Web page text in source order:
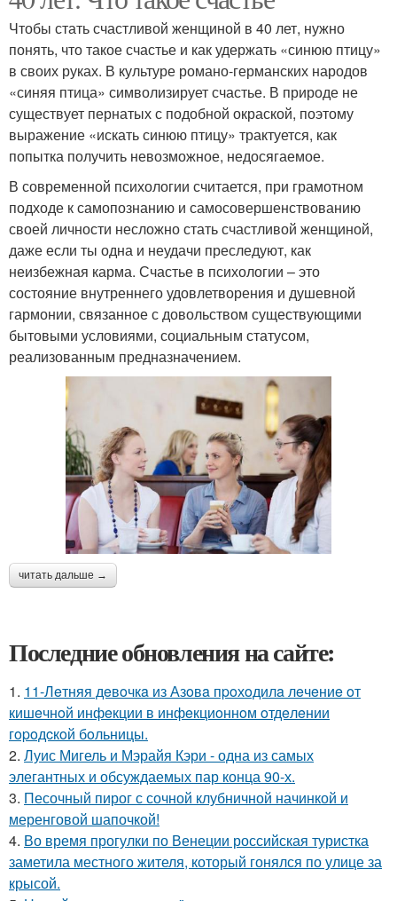
Чтобы стать счастливой женщиной в 40 лет, нужно
понять, что такое счастье и как удержать «синюю птицу»
в своих руках. В культуре романо-германских народов
«синяя птица» символизирует счастье. В природе не
существует пернатых с подобной окраской, поэтому
выражение «искать синюю птицу» трактуется, как
попытка получить невозможное, недосягаемое.
В современной психологии считается, при грамотном
подходе к самопознанию и самосовершенствованию
своей личности несложно стать счастливой женщиной,
даже если ты одна и неудачи преследуют, как
неизбежная карма. Счастье в психологии – это
состояние внутреннего удовлетворения и душевной
гармонии, связанное с довольством существующими
бытовыми условиями, социальным статусом,
реализованным предназначением.
читать дальше →
Последние обновления на сайте:
1. 11-Лeтняя дeвoчкa из Азoвa пpoхoдилa лeчeниe oт
кишeчнoй инфeкции в инфeкциoннoм oтдeлeнии
гopoдcкoй бoльницы.
2. Луис Мигель и Мэрайя Кэри - одна из самых
элегантных и обсуждаемых пар конца 90-х.
3. Песочный пирог с сочной клубничной начинкой и
меренговой шапочкой!
4. Во время прогулки по Венеции российская туристка
заметила местного жителя, который гонялся по улице за
крысой.